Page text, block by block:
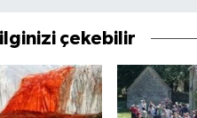
çekebilir